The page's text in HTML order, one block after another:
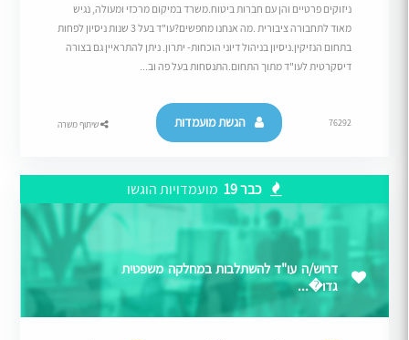
ניזוקים פרטיים והן עם חברות ביטוח.משרד במיקום מרכזי ומעולה, נגיש
מאוד לתחבורה ציבורית .מה אנחנו מחפשים?עו"ד בעל 3 שנות ניסיון לפחות
בתחום הנזיקין.ניסיון בניהול דיוני הוכחות- יתרון. ניתן להתראיין גם בצורה
דיסקרטית לעו"ד מתוך התחום.התנסחות בעל פה וב...
76292 הגשת מועמדות שיתוף משרה
כבר 19 מועמדויות הוגשו
דרוש/ה עו"ד להשתלבות במחלקה משפטית
גדו�...